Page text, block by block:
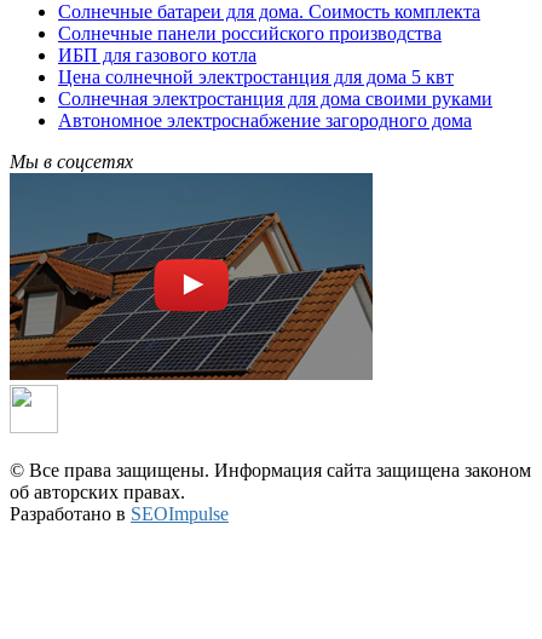
Солнечные батареи для дома. Соимость комплекта
Солнечные панели российского производства
ИБП для газового котла
Цена солнечной электростанция для дома 5 квт
Солнечная электростанция для дома своими руками
Автономное электроснабжение загородного дома
Мы в соцсетях
© Все права защищены. Информация сайта защищена законом
об авторских правах.
Разработано в SEOImpulse